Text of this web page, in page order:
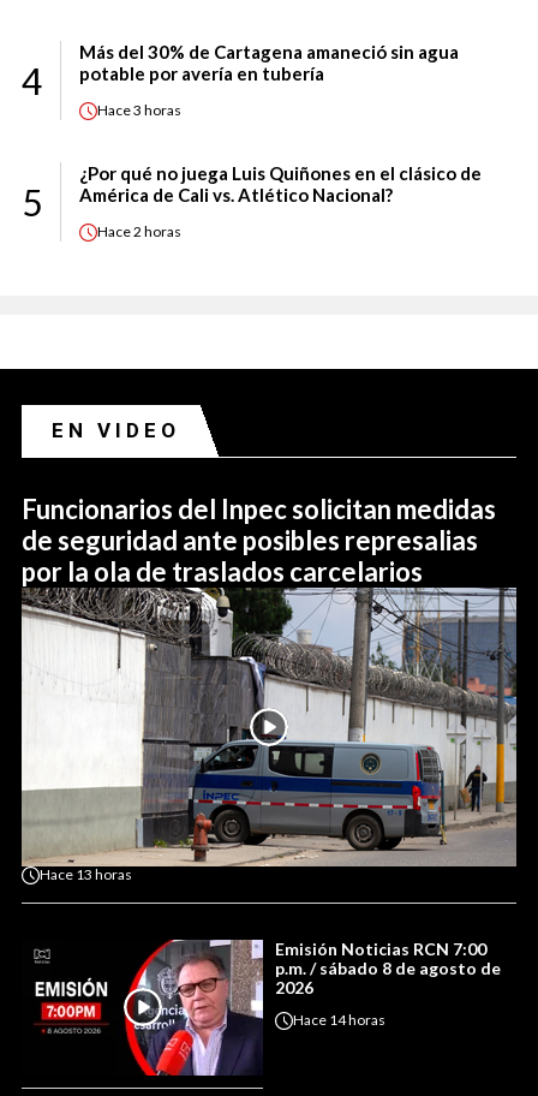
4
Más del 30% de Cartagena amaneció sin agua
potable por avería en tubería
Hace3 horas
5
¿Por qué no juega Luis Quiñones en el clásico de
América de Cali vs. Atlético Nacional?
Hace2 horas
EN VIDEO
Funcionarios del Inpec solicitan medidas
de seguridad ante posibles represalias
por la ola de traslados carcelarios
Hace 13 horas
Emisión Noticias RCN 7:00
p.m. / sábado 8 de agosto de
2026
Hace 14 horas